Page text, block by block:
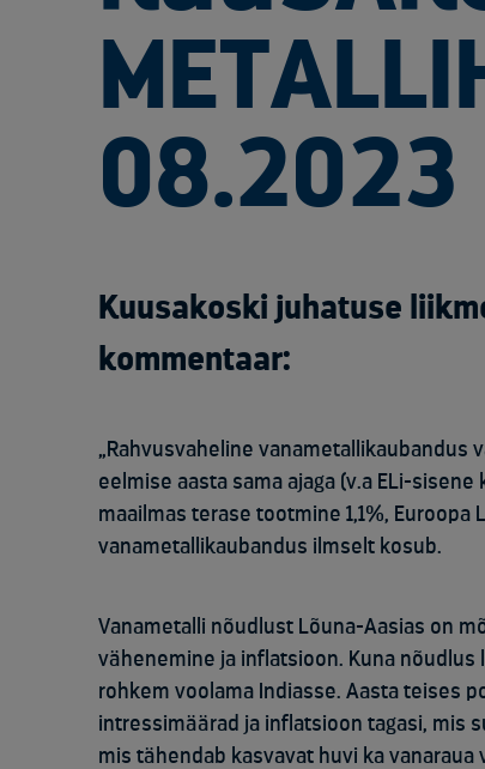
08.2023
Kuusakoski juhatuse
kommentaar:
„Rahvusvaheline
eelmise aasta sama ajaga (v.a ELi-
maailmas terase tootmine 1,1%,
vanametallikaubandus ilmselt kosub.
Vanametalli nõudlust Lõuna-Aasias on
vähenemine ja inflatsioon. Kuna
rohkem voolama Indiasse. Aasta teises
intressimäärad ja inflatsioon tagasi, mis
mis tähendab kasvavat huvi ka vanaraua